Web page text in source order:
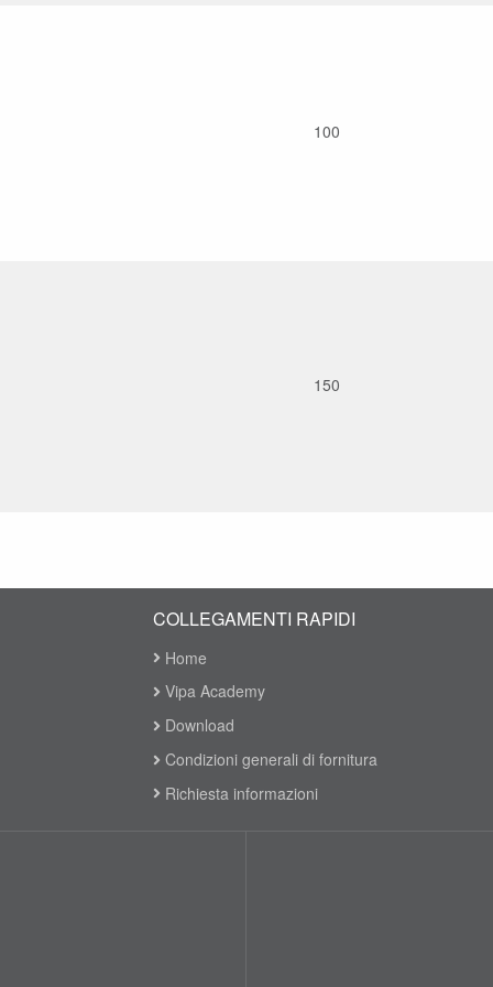
100
150
COLLEGAMENTI RAPIDI
Home
Vipa Academy
Download
Condizioni generali di fornitura
Richiesta informazioni